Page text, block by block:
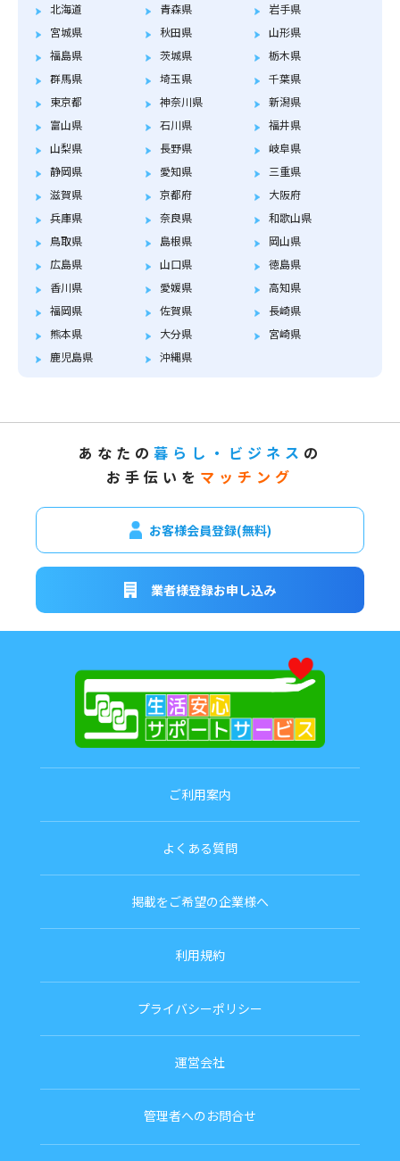
北海道 青森県
岩手県
宮城県
秋田県
山形県
福島県
茨城県
栃木県
群馬県
埼玉県
千葉県
東京都
神奈川県
新潟県
富山県
石川県
福井県
山梨県
長野県
岐阜県
静岡県
愛知県
三重県
滋賀県
京都府
大阪府
兵庫県
奈良県
和歌山県
鳥取県
島根県
岡山県
広島県
山口県
徳島県
香川県
愛媛県
高知県
福岡県
佐賀県
長崎県
熊本県
大分県
宮崎県
鹿児島県
沖縄県
あなたの 暮らし・ビジネス の
お手伝いを マッチング
お客様会員登録(無料)
業者様登録お申し込み
ご利用案内
よくある質問
掲載をご希望の企業様へ
利用規約
プライバシーポリシー
運営会社
管理者へのお問合せ